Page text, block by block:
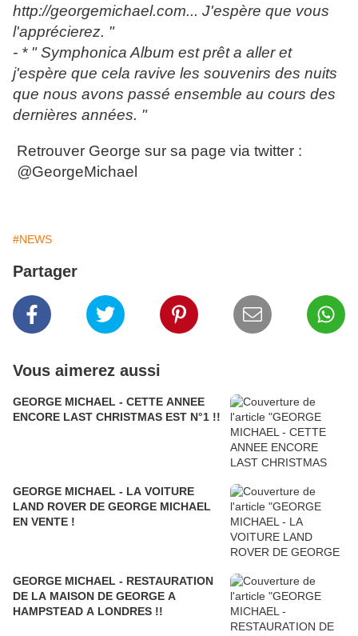
http://georgemichael.com... J'espère que vous
l'apprécierez. "
- * " Symphonica Album est prêt a aller et
j'espère que cela ravive les souvenirs des nuits
que nous avons passé ensemble au cours des
dernières années. "
Retrouver George sur sa page via twitter :
@GeorgeMichael
#NEWS
Partager
Vous aimerez aussi
GEORGE MICHAEL - CETTE ANNEE
ENCORE LAST CHRISTMAS EST N°1 !!
GEORGE MICHAEL - LA VOITURE
LAND ROVER DE GEORGE MICHAEL
EN VENTE !
GEORGE MICHAEL - RESTAURATION
DE LA MAISON DE GEORGE A
HAMPSTEAD A LONDRES !!